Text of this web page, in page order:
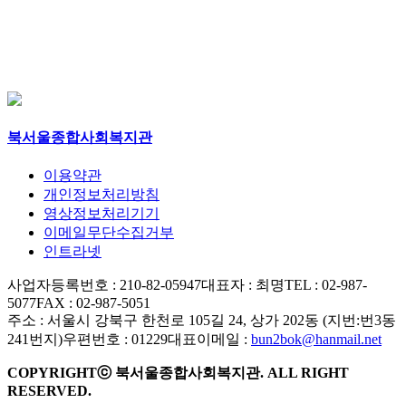
북서울종합사회복지관
이용약관
개인정보처리방침
영상정보처리기기
이메일무단수집거부
인트라넷
사업자등록번호 : 210-82-05947대표자 : 최명TEL : 02-987-
5077FAX : 02-987-5051
주소 : 서울시 강북구 한천로 105길 24, 상가 202동 (지번:번3동
241번지)우편번호 : 01229대표이메일 : bun2bok@hanmail.net
COPYRIGHTⓒ 북서울종합사회복지관. ALL RIGHT
RESERVED.